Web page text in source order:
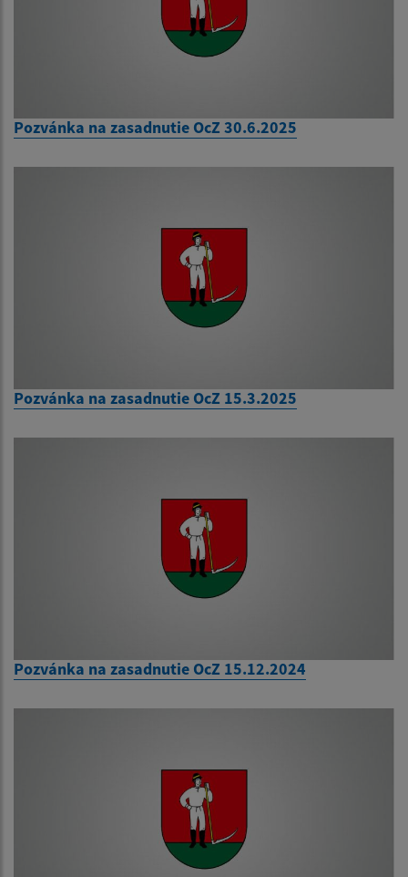
Pozvánka na zasadnutie OcZ 30.6.2025
Pozvánka na zasadnutie OcZ 15.3.2025
Pozvánka na zasadnutie OcZ 15.12.2024